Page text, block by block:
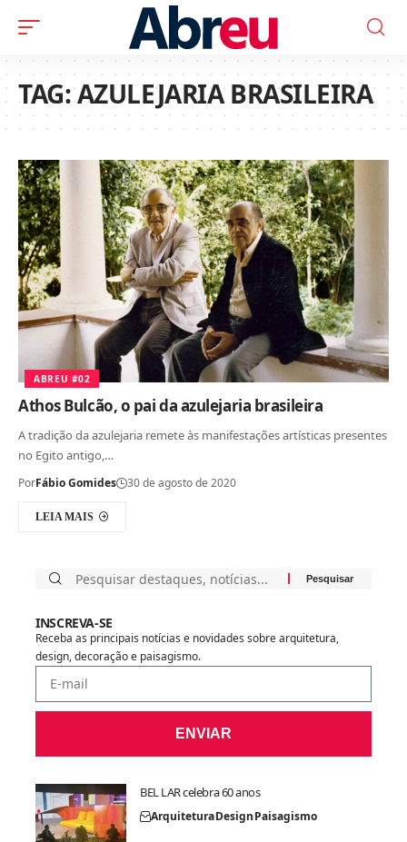
TAG:AZULEJARIA BRASILEIRA
ABREU #02
Athos Bulcão, o pai da azulejaria brasileira
A tradição da azulejaria remete às manifestações artísticas presentes
no Egito antigo,…
PorFábio Gomides 30 de agosto de 2020
LEIA MAIS
INSCREVA-SE
Receba as principais notícias e novidades sobre arquitetura,
design, decoração e paisagismo.
ENVIAR
BEL LAR celebra 60 anos
ArquiteturaDesignPaisagismo